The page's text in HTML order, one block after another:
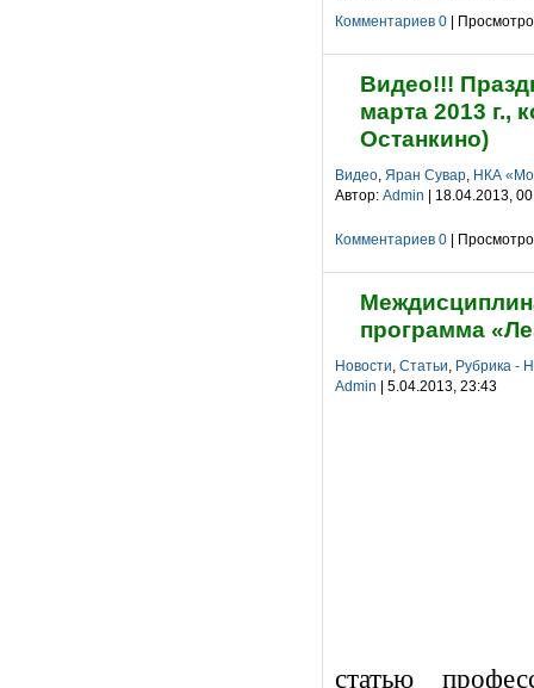
Комментариев 0 |
Видео!!!
марта 2013 г.,
Останкино)
Видео, Яран Сувар, НКА
Автор: Admin | 18.04.2013,
Комментариев 0 |
программа
Новости, Статьи, Рубрика -
Admin | 5.04.2013, 23:43
статью